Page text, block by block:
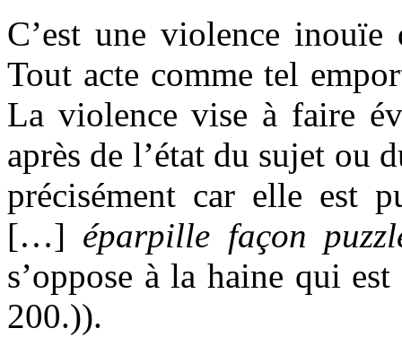
C’est une violence
Tout acte comme tel
La violence vise à faire
après de l’état du sujet ou
précisément car elle est
[…] éparpille façon
s’oppose à la haine qui
200.)).